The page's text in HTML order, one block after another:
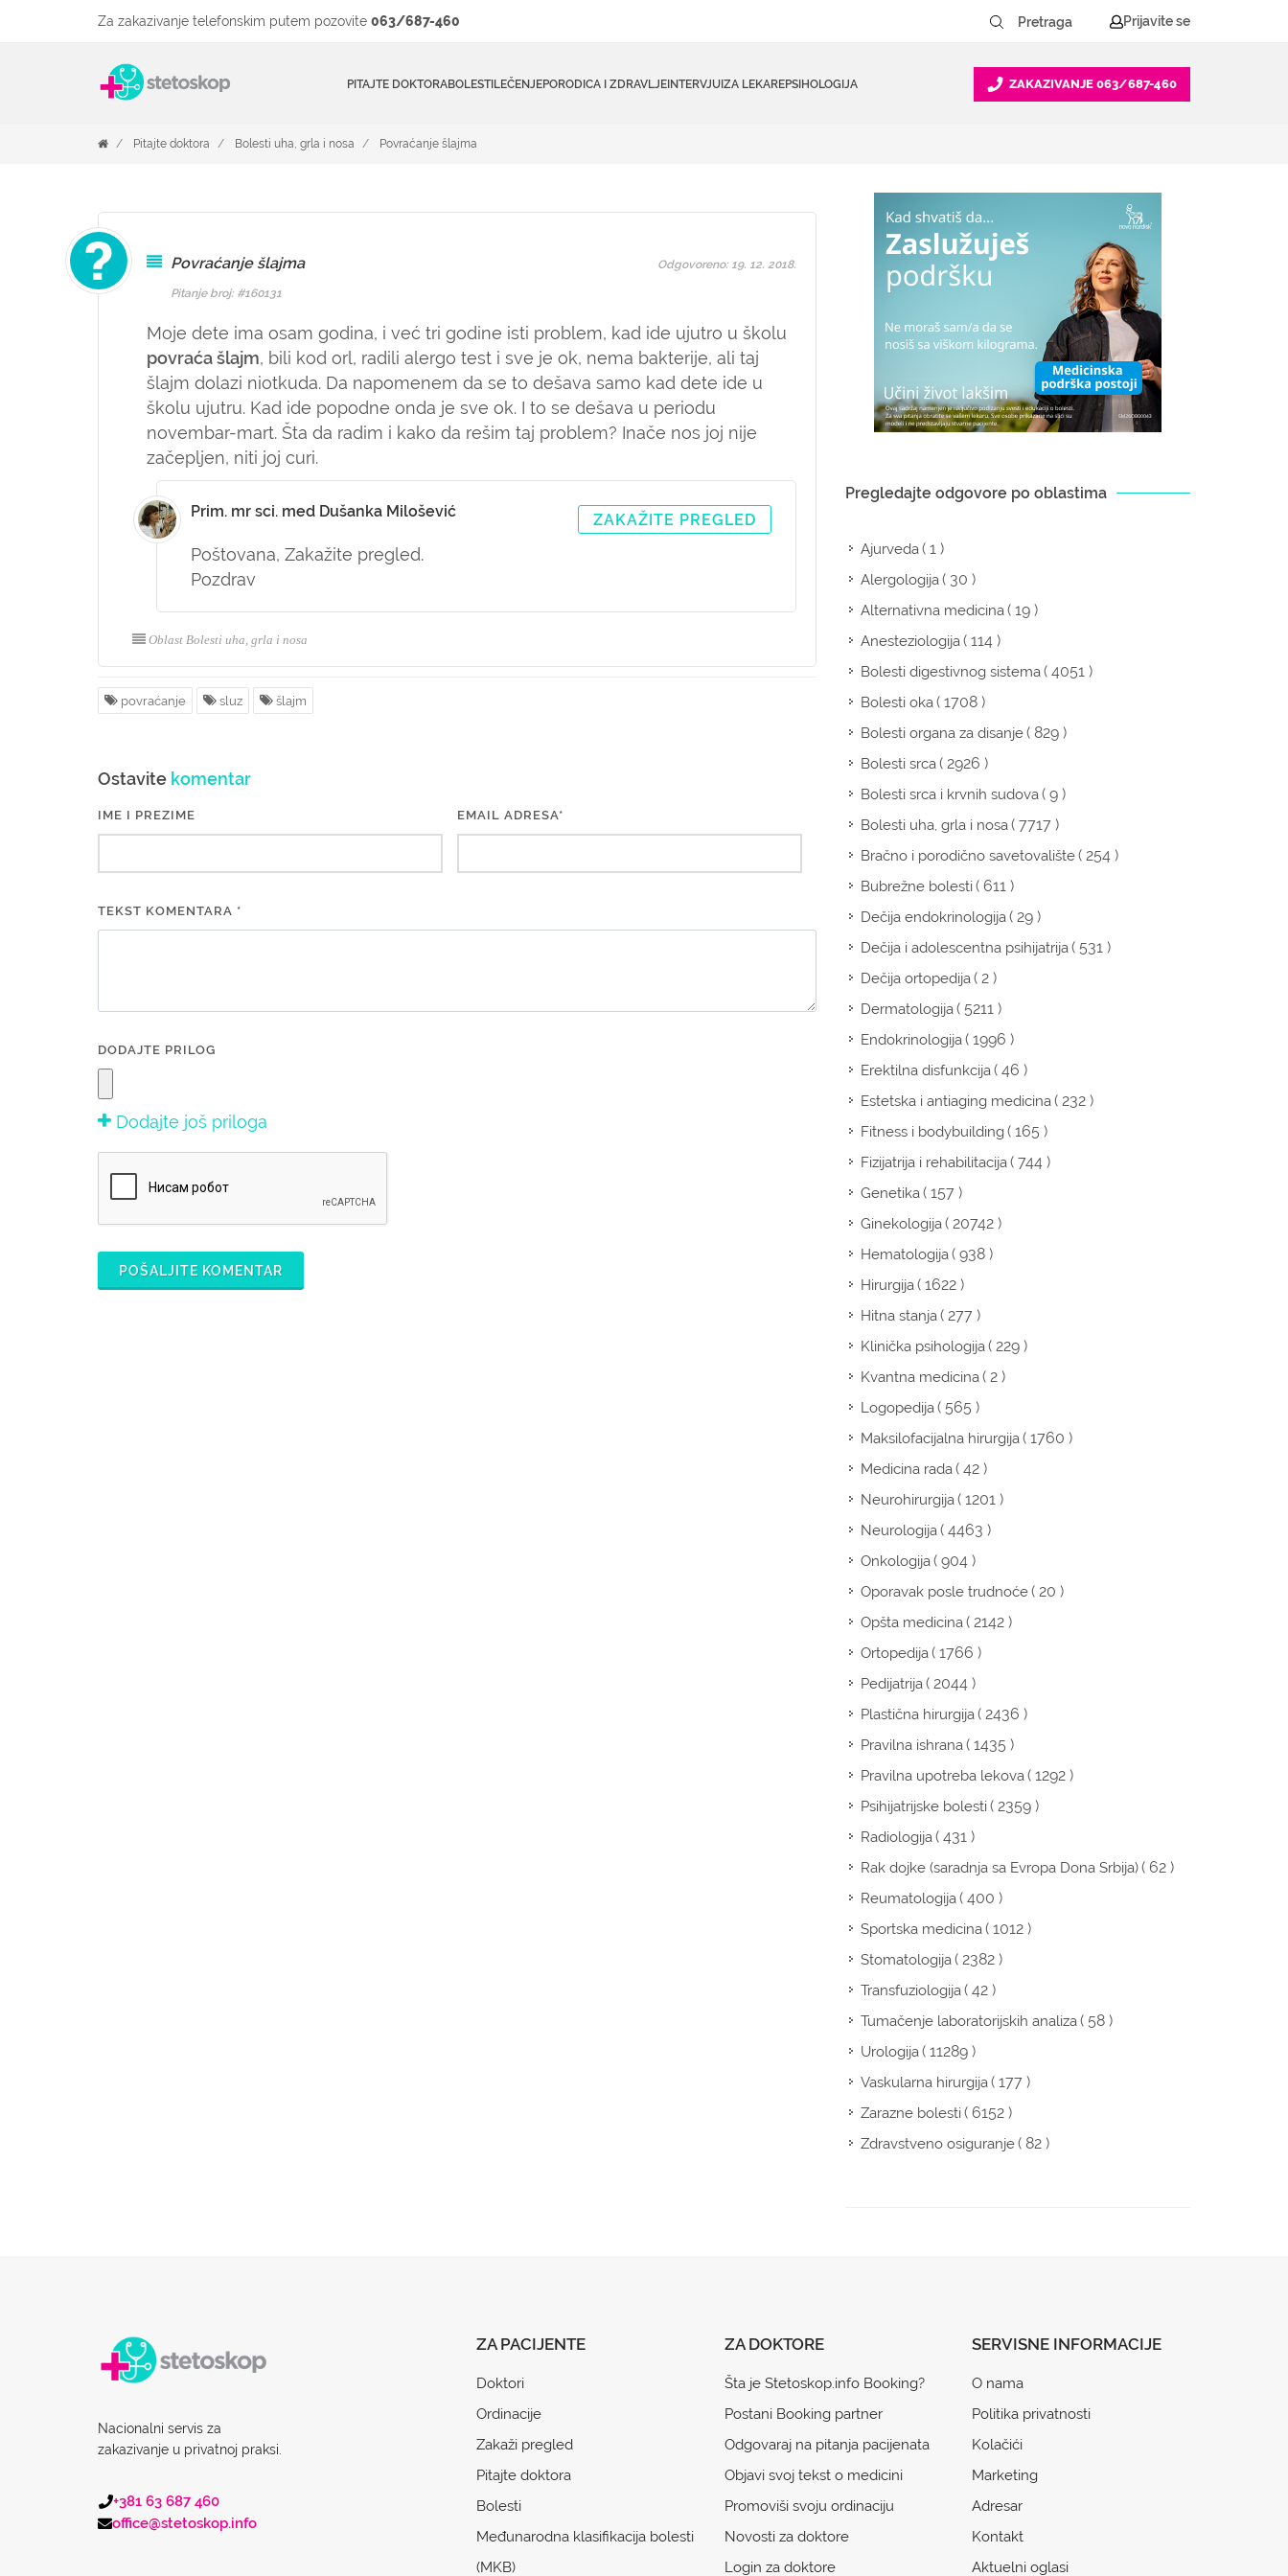
Za zakazivanje telefonskim putem pozovite 063/687-460 Prijavite se
PITAJTE DOKTORABOLESTILEČENJEPORODICA I ZDRAVLJEINTERVJUIZA LEKAREPSIHOLOGIJA ZAKAZIVANJE 063/687-460
Pitajte doktora Bolesti uha, grla i nosa Povraćanje šlajma
Povraćanje šlajma
Pitanje broj: #160131
Moje dete ima osam godina, i već tri godine isti problem, kad ide ujutro u školu
povraća šlajm, bili kod orl, radili alergo test i sve je ok, nema bakterije, ali taj
šlajm dolazi niotkuda. Da napomenem da se to dešava samo kad dete ide u
školu ujutru. Kad ide popodne onda je sve ok. I to se dešava u periodu
novembar-mart. Šta da radim i kako da rešim taj problem? Inače nos joj nije
začepljen, niti joj curi.
Odgovoreno: 19. 12. 2018.
Prim. mr sci. med Dušanka Milošević ZAKAŽITE PREGLED
Poštovana, Zakažite pregled.
Pozdrav
Oblast Bolesti uha, grla i nosa
povraćanje sluz šlajm
Ostavite komentar
IME I PREZIME EMAIL ADRESA*
TEKST KOMENTARA *
DODAJTE PRILOG
Dodajte još priloga
POŠALJITE KOMENTAR
Pregledajte odgovore po oblastima
Ajurveda( 1 )
Alergologija( 30 )
Alternativna medicina( 19 )
Anesteziologija( 114 )
Bolesti digestivnog sistema( 4051 )
Bolesti oka( 1708 )
Bolesti organa za disanje( 829 )
Bolesti srca( 2926 )
Bolesti srca i krvnih sudova( 9 )
Bolesti uha, grla i nosa( 7717 )
Bračno i porodično savetovalište( 254 )
Bubrežne bolesti( 611 )
Dečija endokrinologija( 29 )
Dečija i adolescentna psihijatrija( 531 )
Dečija ortopedija( 2 )
Dermatologija( 5211 )
Endokrinologija( 1996 )
Erektilna disfunkcija( 46 )
Estetska i antiaging medicina( 232 )
Fitness i bodybuilding( 165 )
Fizijatrija i rehabilitacija( 744 )
Genetika( 157 )
Ginekologija( 20742 )
Hematologija( 938 )
Hirurgija( 1622 )
Hitna stanja( 277 )
Klinička psihologija( 229 )
Kvantna medicina( 2 )
Logopedija( 565 )
Maksilofacijalna hirurgija( 1760 )
Medicina rada( 42 )
Neurohirurgija( 1201 )
Neurologija( 4463 )
Onkologija( 904 )
Oporavak posle trudnoće( 20 )
Opšta medicina( 2142 )
Ortopedija( 1766 )
Pedijatrija( 2044 )
Plastična hirurgija( 2436 )
Pravilna ishrana( 1435 )
Pravilna upotreba lekova( 1292 )
Psihijatrijske bolesti( 2359 )
Radiologija( 431 )
Rak dojke (saradnja sa Evropa Dona Srbija)( 62 )
Reumatologija( 400 )
Sportska medicina( 1012 )
Stomatologija( 2382 )
Transfuziologija( 42 )
Tumačenje laboratorijskih analiza( 58 )
Urologija( 11289 )
Vaskularna hirurgija( 177 )
Zarazne bolesti( 6152 )
Zdravstveno osiguranje( 82 )
Nacionalni servis za
zakazivanje u privatnoj praksi.
+381 63 687 460
office@stetoskop.info
ZA PACIJENTE
Doktori
Ordinacije
Zakaži pregled
Pitajte doktora
Bolesti
Međunarodna klasifikacija bolesti
(MKB)
ZA DOKTORE
Šta je Stetoskop.info Booking?
Postani Booking partner
Odgovaraj na pitanja pacijenata
Objavi svoj tekst o medicini
Promoviši svoju ordinaciju
Novosti za doktore
Login za doktore
SERVISNE INFORMACIJE
O nama
Politika privatnosti
Kolačići
Marketing
Adresar
Kontakt
Aktuelni oglasi